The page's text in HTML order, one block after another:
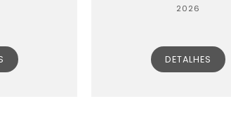
2026
DETALHES